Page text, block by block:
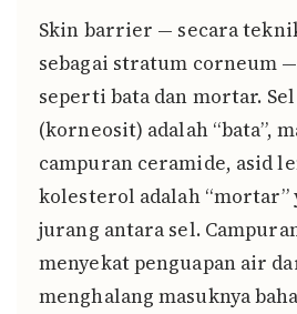
Skin barrier — secara
sebagai stratum corneum
seperti bata dan mortar.
(korneosit) adalah “bata”,
campuran ceramide, asid
kolesterol adalah “mortar”
jurang antara sel.
menyekat penguapan air
menghalang masuknya